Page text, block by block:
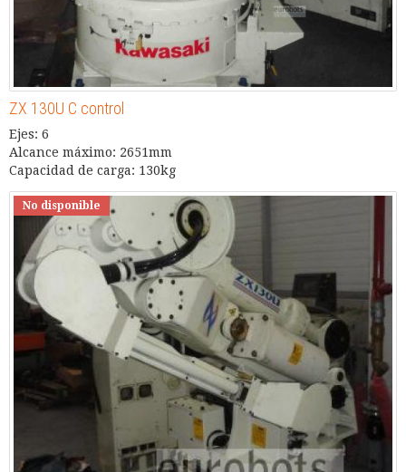
ZX 130U C control
Ejes: 6
Alcance máximo: 2651mm
Capacidad de carga: 130kg
No disponible